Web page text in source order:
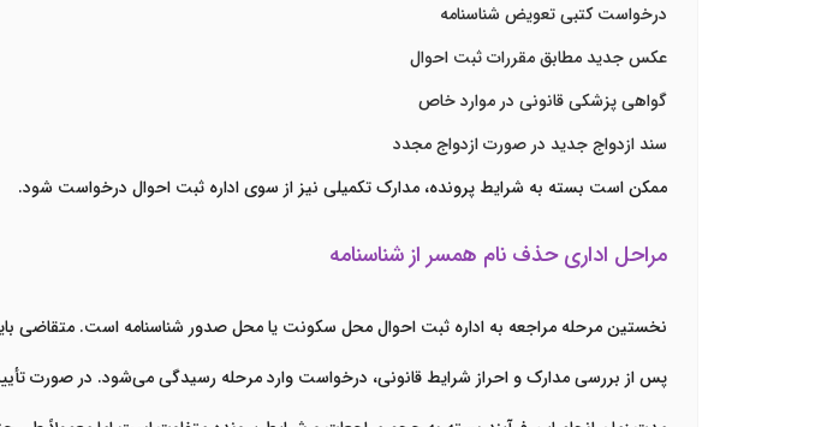
درخواست کتبی تعویض شناسنامه
عکس جدید مطابق مقررات ثبت احوال
گواهی پزشکی قانونی در موارد خاص
سند ازدواج جدید در صورت ازدواج مجدد
ممکن است بسته به شرایط پرونده، مدارک تکمیلی نیز از سوی اداره ثبت احوال درخواست شود.
مراحل اداری حذف نام همسر از شناسنامه
نخستین مرحله مراجعه به اداره ثبت احوال محل سکونت یا محل صدور شناسنامه است. متقاضی باید
پس از بررسی مدارک و احراز شرایط قانونی، درخواست وارد مرحله رسیدگی می‌شود. در صورت